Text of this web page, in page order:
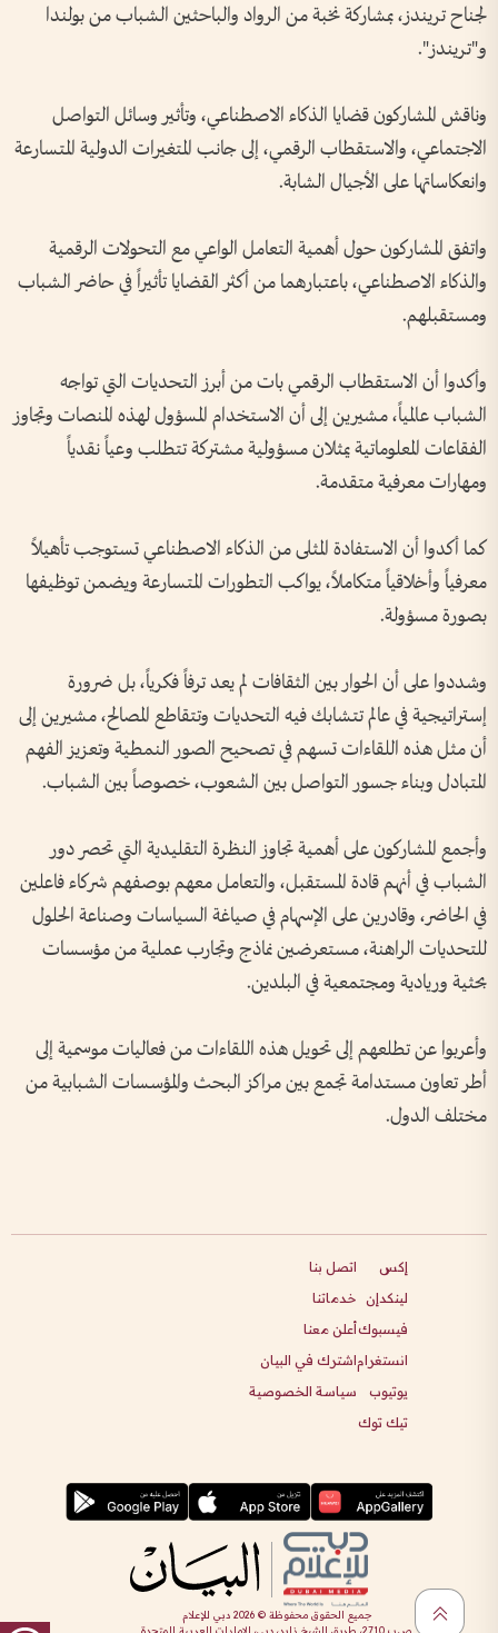
لجناح تريندز، بمشاركة نخبة من الرواد والباحثين الشباب من بولندا
و"تريندز".
وناقش المشاركون قضايا الذكاء الاصطناعي، وتأثير وسائل التواصل
الاجتماعي، والاستقطاب الرقمي، إلى جانب المتغيرات الدولية المتسارعة
وانعكاساتها على الأجيال الشابة.
واتفق المشاركون حول أهمية التعامل الواعي مع التحولات الرقمية
والذكاء الاصطناعي، باعتبارهما من أكثر القضايا تأثيراً في حاضر الشباب
ومستقبلهم.
وأكدوا أن الاستقطاب الرقمي بات من أبرز التحديات التي تواجه
الشباب عالمياً، مشيرين إلى أن الاستخدام المسؤول لهذه المنصات وتجاوز
الفقاعات المعلوماتية يمثلان مسؤولية مشتركة تتطلب وعياً نقدياً
ومهارات معرفية متقدمة.
كما أكدوا أن الاستفادة المثلى من الذكاء الاصطناعي تستوجب تأهيلاً
معرفياً وأخلاقياً متكاملاً، يواكب التطورات المتسارعة ويضمن توظيفها
بصورة مسؤولة.
وشددوا على أن الحوار بين الثقافات لم يعد ترفاً فكرياً، بل ضرورة
إستراتيجية في عالم تتشابك فيه التحديات وتتقاطع المصالح، مشيرين إلى
أن مثل هذه اللقاءات تسهم في تصحيح الصور النمطية وتعزيز الفهم
المتبادل وبناء جسور التواصل بين الشعوب، خصوصاً بين الشباب.
وأجمع المشاركون على أهمية تجاوز النظرة التقليدية التي تحصر دور
الشباب في أنهم قادة المستقبل، والتعامل معهم بوصفهم شركاء فاعلين
في الحاضر، وقادرين على الإسهام في صياغة السياسات وصناعة الحلول
للتحديات الراهنة، مستعرضين نماذج وتجارب عملية من مؤسسات
بحثية وريادية ومجتمعية في البلدين.
وأعربوا عن تطلعهم إلى تحويل هذه اللقاءات من فعاليات موسمية إلى
أطر تعاون مستدامة تجمع بين مراكز البحث والمؤسسات الشبابية من
مختلف الدول.
إكس
لينكدإن
فيسبوك
انستغرام
يوتيوب
تيك توك
اتصل بنا
خدماتنا
أعلن معنا
اشترك في البيان
سياسة الخصوصية
جميع الحقوق محفوظة ©2026 دبي للإعلام